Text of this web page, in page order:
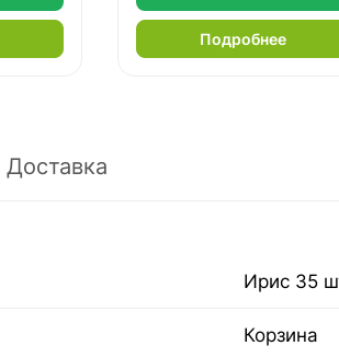
Подробнее
Доставка
Ирис 35
Корзина